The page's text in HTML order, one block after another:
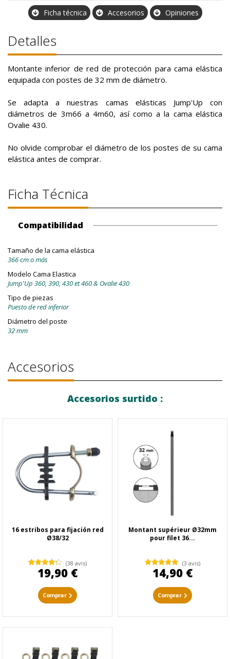
Ficha técnica Accesorios Opiniones
Detalles
Montante inferior de red de protección para cama elástica
equipada con postes de 32 mm de diámetro.
Se adapta a nuestras camas elásticas Jump'Up con
diámetros de 3m66 a 4m60, así como a la cama elástica
Ovalie 430.
No olvide comprobar el diámetro de los postes de su cama
elástica antes de comprar.
Ficha Técnica
Compatibilidad
Tamaño de la cama elástica
366 cm o más
Modelo Cama Elastica
Jump'Up 360, 390, 430 et 460 & Ovalie 430
Tipo de piezas
Puesto de red inferior
Diámetro del poste
32 mm
Accesorios
Accesorios surtido :
16 estribos para fijación red
Ø38/32
(38 avis)
19,90 €
Comprar
Montant supérieur Ø32mm
pour filet 36...
(3 avis)
14,90 €
Comprar